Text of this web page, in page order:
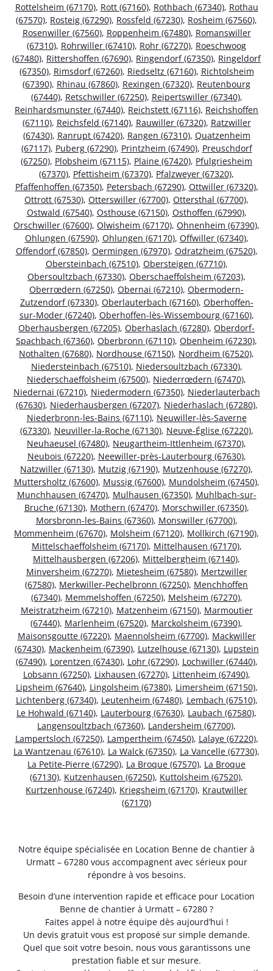
Rottelsheim (67170), Rott (67160), Rothbach (67340), Rothau
(67570), Rosteig (67290), Rossfeld (67230), Rosheim (67560),
Rosenwiller (67560), Roppenheim (67480), Romanswiller
(67310), Rohrwiller (67410), Rohr (67270), Roeschwoog
(67480), Rittershoffen (67690), Ringendorf (67350), Ringeldorf
(67350), Rimsdorf (67260), Riedseltz (67160), Richtolsheim
(67390), Rhinau (67860), Rexingen (67320), Reutenbourg
(67440), Retschwiller (67250), Reipertswiller (67340),
Reinhardsmunster (67440), Reichstett (67116), Reichshoffen
(67110), Reichsfeld (67140), Rauwiller (67320), Ratzwiller
(67430), Ranrupt (67420), Rangen (67310), Quatzenheim
(67117), Puberg (67290), Printzheim (67490), Preuschdorf
(67250), Plobsheim (67115), Plaine (67420), Pfulgriesheim
(67370), Pfettisheim (67370), Pfalzweyer (67320),
Pfaffenhoffen (67350), Petersbach (67290), Ottwiller (67320),
Ottrott (67530), Otterswiller (67700), Ottersthal (67700),
Ostwald (67540), Osthouse (67150), Osthoffen (67990),
Orschwiller (67600), Olwisheim (67170), Ohnenheim (67390),
Ohlungen (67590), Ohlungen (67170), Offwiller (67340),
Offendorf (67850), Oermingen (67970), Odratzheim (67520),
Obersteinbach (67510), Obersteigen (67710),
Obersoultzbach (67330), Oberschaeffolsheim (67203),
Oberrœdern (67250), Obernai (67210), Obermodern-
Zutzendorf (67330), Oberlauterbach (67160), Oberhoffen-
sur-Moder (67240), Oberhoffen-lès-Wissembourg (67160),
Oberhausbergen (67205), Oberhaslach (67280), Oberdorf-
Spachbach (67360), Oberbronn (67110), Obenheim (67230),
Nothalten (67680), Nordhouse (67150), Nordheim (67520),
Niedersteinbach (67510), Niedersoultzbach (67330),
Niederschaeffolsheim (67500), Niederrœdern (67470),
Niedernai (67210), Niedermodern (67350), Niederlauterbach
(67630), Niederhausbergen (67207), Niederhaslach (67280),
Niederbronn-les-Bains (67110), Neuwiller-lès-Saverne
(67330), Neuviller-la-Roche (67130), Neuve-Église (67220),
Neuhaeusel (67480), Neugartheim-Ittlenheim (67370),
Neubois (67220), Neewiller-près-Lauterbourg (67630),
Natzwiller (67130), Mutzig (67190), Mutzenhouse (67270),
Muttersholtz (67600), Mussig (67600), Mundolsheim (67450),
Munchhausen (67470), Mulhausen (67350), Muhlbach-sur-
Bruche (67130), Mothern (67470), Morschwiller (67350),
Morsbronn-les-Bains (67360), Monswiller (67700),
Mommenheim (67670), Molsheim (67120), Mollkirch (67190),
Mittelschaeffolsheim (67170), Mittelhausen (67170),
Mittelhausbergen (67206), Mittelbergheim (67140),
Minversheim (67270), Mietesheim (67580), Mertzwiller
(67580), Merkwiller-Pechelbronn (67250), Menchhoffen
(67340), Memmelshoffen (67250), Melsheim (67270),
Meistratzheim (67210), Matzenheim (67150), Marmoutier
(67440), Marlenheim (67520), Marckolsheim (67390),
Maisonsgoutte (67220), Maennolsheim (67700), Mackwiller
(67430), Mackenheim (67390), Lutzelhouse (67130), Lupstein
(67490), Lorentzen (67430), Lohr (67290), Lochwiller (67440),
Lobsann (67250), Lixhausen (67270), Littenheim (67490),
Lipsheim (67640), Lingolsheim (67380), Limersheim (67150),
Lichtenberg (67340), Leutenheim (67480), Lembach (67510),
Le Hohwald (67140), Lauterbourg (67630), Laubach (67580),
Langensoultzbach (67360), Landersheim (67700),
Lampertsloch (67250), Lampertheim (67450), Lalaye (67220),
La Wantzenau (67610), La Walck (67350), La Vancelle (67730),
La Petite-Pierre (67290), La Broque (67570), La Broque
(67130), Kutzenhausen (67250), Kuttolsheim (67520),
Kurtzenhouse (67240), Kriegsheim (67170), Krautwiller
(67170)
Notre équipe spécialisée en Location Benne de chantier à
Urmatt – 67280 vous accompagnent avec sérieux pour
répondre à vos besoins.
Besoin d’une intervention rapide et efficace pour Location
Benne de chantier à Urmatt – 67280 ?
Faites appel à notre équipe dès aujourd’hui !
Un devis gratuit vous est proposé sur simple demande.
Quel que soit votre besoin, nous vous garantissons une
prestation fiable et sur mesure.